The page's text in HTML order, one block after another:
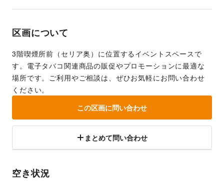
区画について
3階喫煙所前（セリア奥）に位置するイベントスペースで
す。電子タバコ関連商品の販促やプロモーションに最適な
場所です。ご利用やご相談は、ぜひお気軽にお問い合わせ
ください。
この区画に問い合わせ
まとめて問い合わせ
空き状況